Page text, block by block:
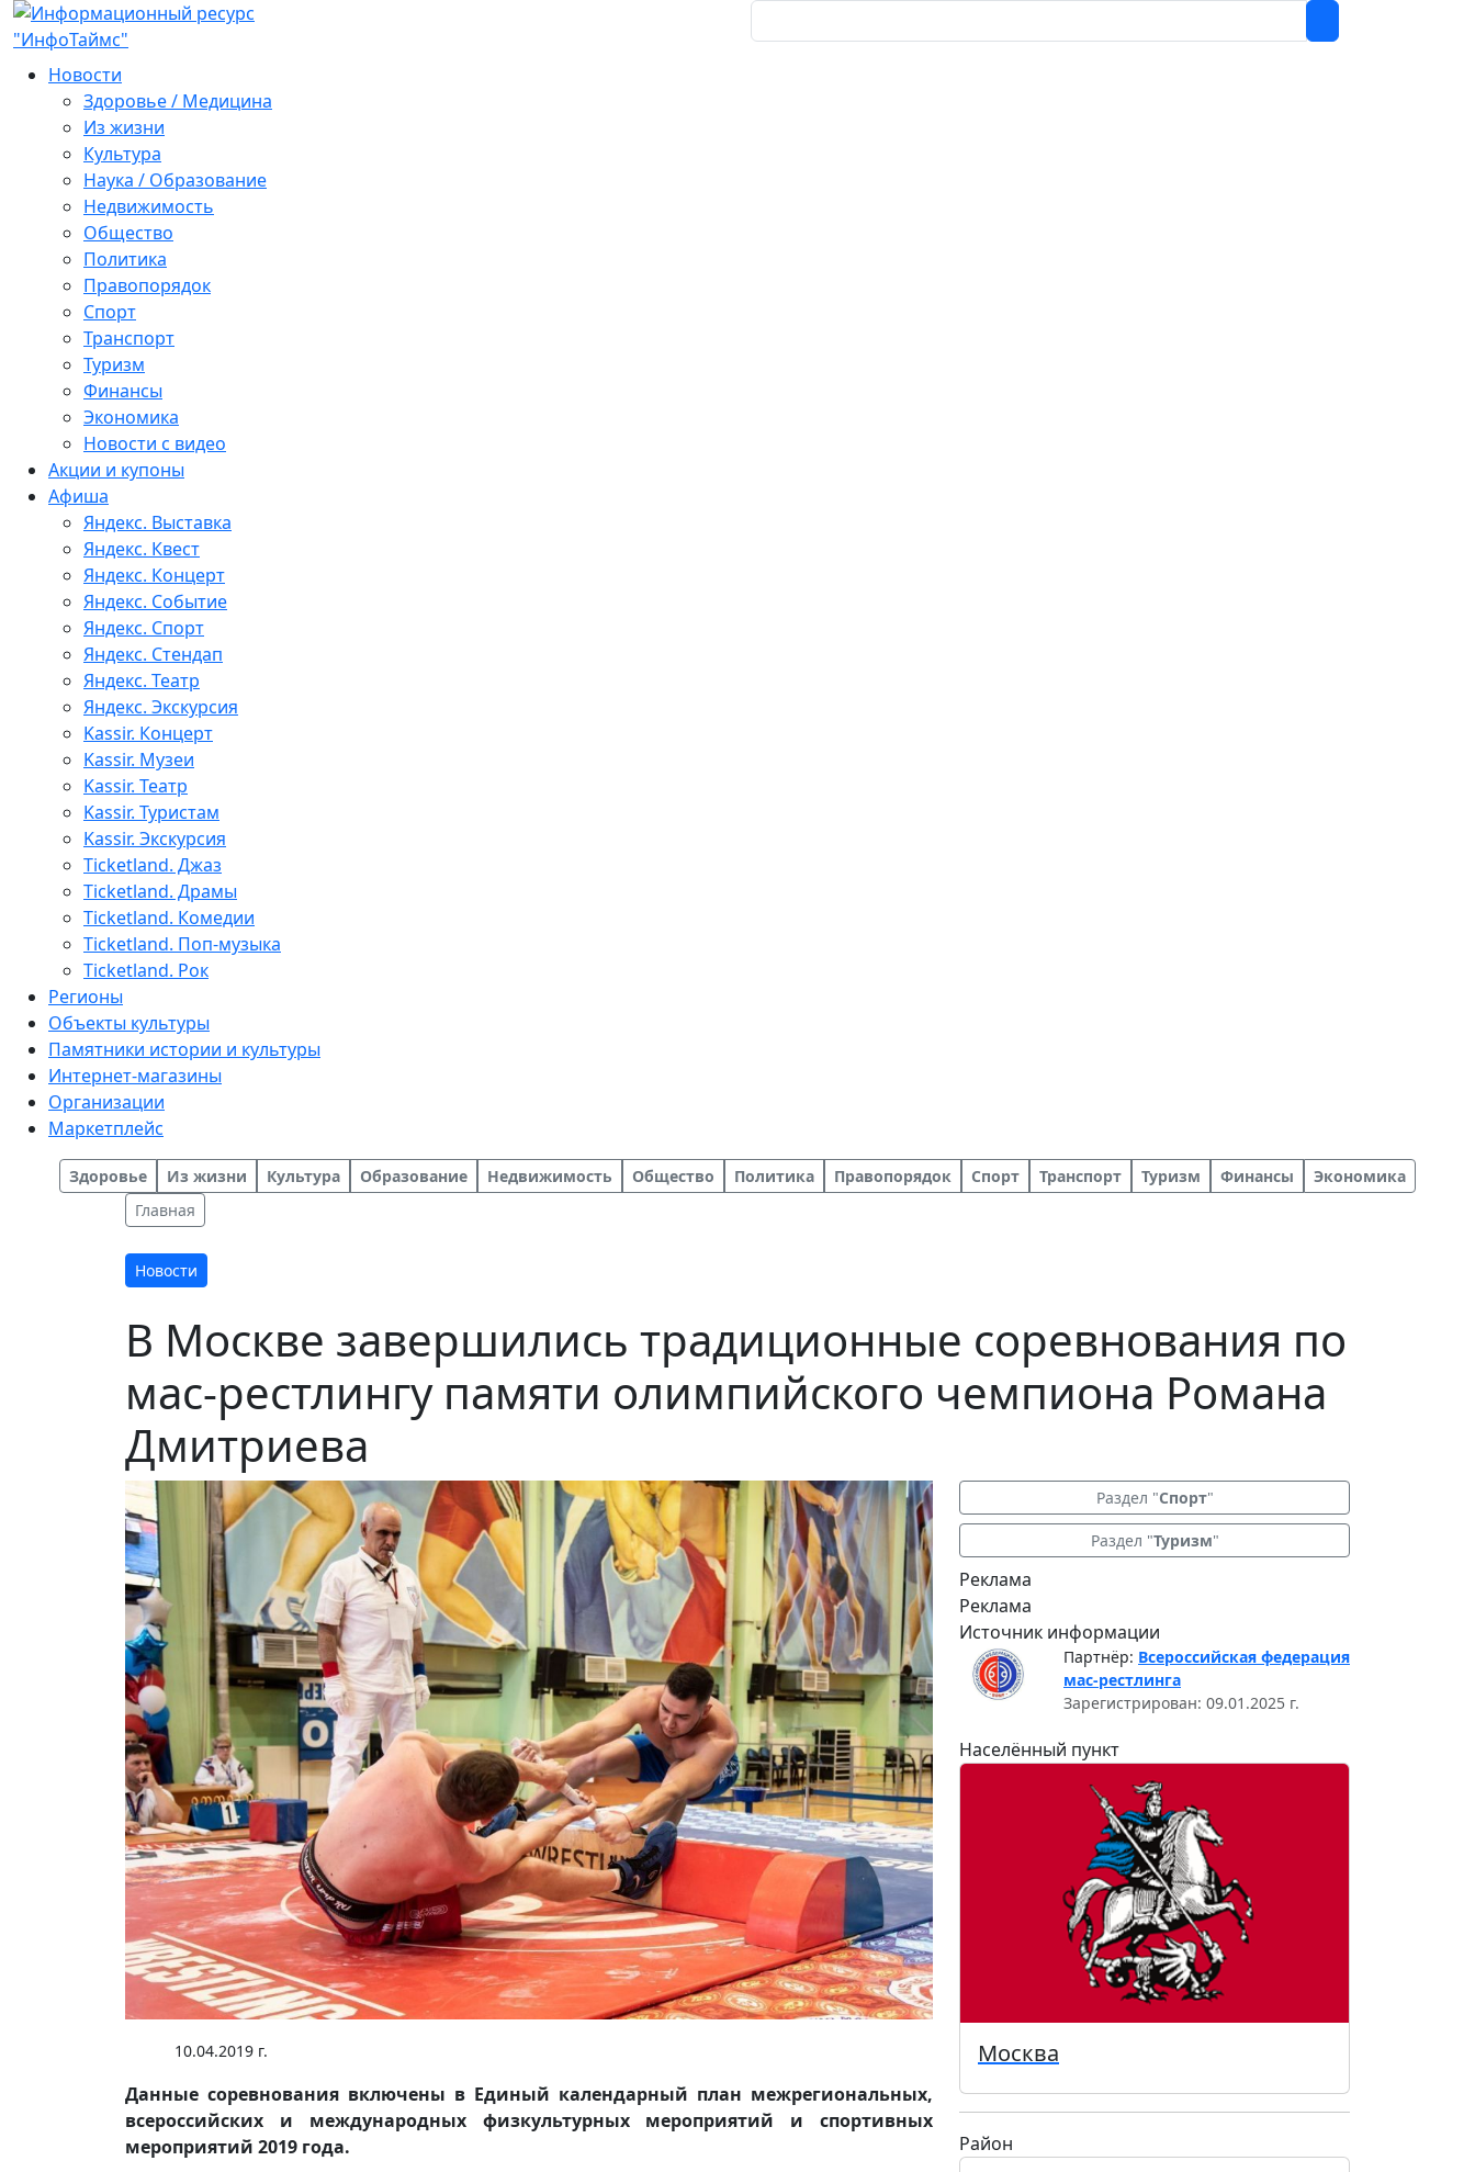
Новости
Здоровье / Медицина
Из жизни
Культура
Наука / Образование
Недвижимость
Общество
Политика
Правопорядок
Спорт
Транспорт
Туризм
Финансы
Экономика
Новости с видео
Акции и купоны
Афиша
Яндекс. Выставка
Яндекс. Квест
Яндекс. Концерт
Яндекс. Событие
Яндекс. Спорт
Яндекс. Стендап
Яндекс. Театр
Яндекс. Экскурсия
Kassir. Концерт
Kassir. Музеи
Kassir. Театр
Kassir. Туристам
Kassir. Экскурсия
Ticketland. Джаз
Ticketland. Драмы
Ticketland. Комедии
Ticketland. Поп-музыка
Ticketland. Рок
Регионы
Объекты культуры
Памятники истории и культуры
Интернет-магазины
Организации
Маркетплейс
Здоровье Из жизни Культура Образование Недвижимость Общество Политика Правопорядок Спорт Транспорт Туризм Финансы
Экономика
Главная
Новости
В Москве завершились традиционные соревнования по
мас-рестлингу памяти олимпийского чемпиона Романа
Дмитриева
10.04.2019 г.
Данные соревнования включены в Единый календарный план межрегиональных,
всероссийских и международных физкультурных мероприятий и спортивных
мероприятий 2019 года.
Раздел "Спорт"
Раздел "Туризм"
Реклама
Реклама
Источник информации
Партнёр: Всероссийская федерация
мас-рестлинга
Зарегистрирован: 09.01.2025 г.
Населённый пункт
Москва
Район